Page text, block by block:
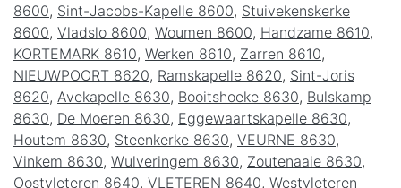
8600, Sint-Jacobs-Kapelle 8600, Stuivekenskerke
8600, Vladslo 8600, Woumen 8600, Handzame 8610,
KORTEMARK 8610, Werken 8610, Zarren 8610,
NIEUWPOORT 8620, Ramskapelle 8620, Sint-Joris
8620, Avekapelle 8630, Booitshoeke 8630, Bulskamp
8630, De Moeren 8630, Eggewaartskapelle 8630,
Houtem 8630, Steenkerke 8630, VEURNE 8630,
Vinkem 8630, Wulveringem 8630, Zoutenaaie 8630,
Oostvleteren 8640, VLETEREN 8640, Westvleteren